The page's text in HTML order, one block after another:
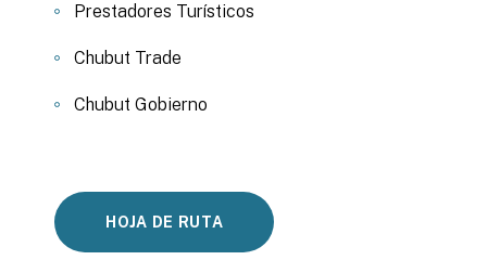
Prestadores Turísticos
Chubut Trade
Chubut Gobierno
HOJA DE RUTA